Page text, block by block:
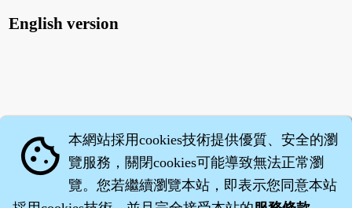
English version
cookie 本網站採用cookies技術提供優質、安全的瀏
覽服務，關閉cookies可能導致無法正常瀏
覽。您若繼續瀏覽本站，即表示您同意本站